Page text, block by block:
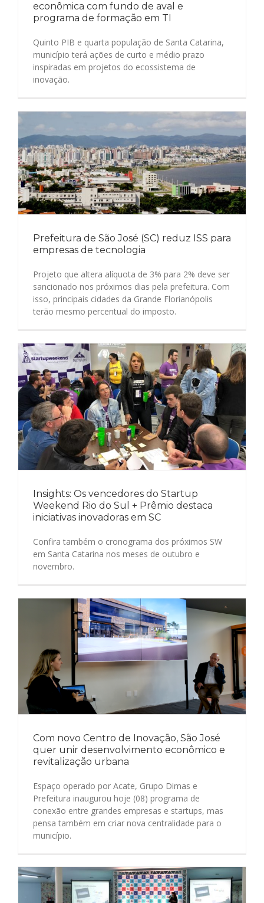
econômica com fundo de aval e
programa de formação em TI
Quinto PIB e quarta população de Santa Catarina,
município terá ações de curto e médio prazo
inspiradas em projetos do ecossistema de
inovação.
Prefeitura de São José (SC) reduz ISS para
empresas de tecnologia
Projeto que altera alíquota de 3% para 2% deve ser
sancionado nos próximos dias pela prefeitura. Com
isso, principais cidades da Grande Florianópolis
terão mesmo percentual do imposto.
Insights: Os vencedores do Startup
Weekend Rio do Sul + Prêmio destaca
iniciativas inovadoras em SC
Confira também o cronograma dos próximos SW
em Santa Catarina nos meses de outubro e
novembro.
Com novo Centro de Inovação, São José
quer unir desenvolvimento econômico e
revitalização urbana
Espaço operado por Acate, Grupo Dimas e
Prefeitura inaugurou hoje (08) programa de
conexão entre grandes empresas e startups, mas
pensa também em criar nova centralidade para o
município.